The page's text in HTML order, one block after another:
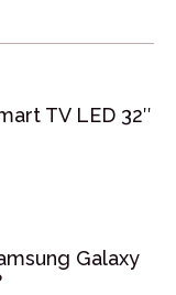
TV LED 32″
Galaxy